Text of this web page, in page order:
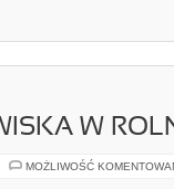
W
MOŻLIWOŚĆ